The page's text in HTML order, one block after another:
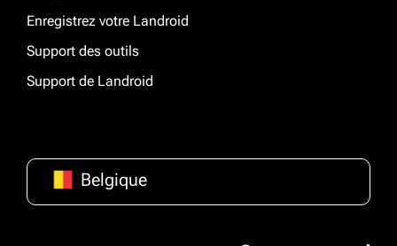
Enregistrez votre Landroid
Support des outils
Support de Landroid
Belgique